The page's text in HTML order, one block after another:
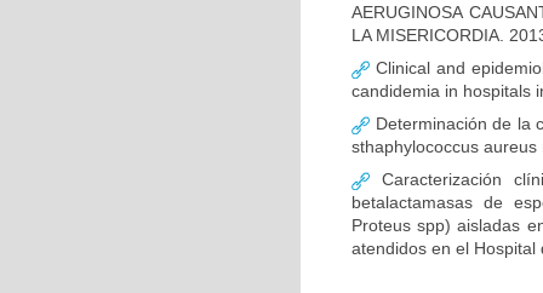
AERUGINOSA
LA MISERICORDIA.
Clinical and
candidemia in hospitals
Determinación de la
sthaphylococcus
Caracterización
betalactamasas de
Proteus spp) aisladas
atendidos en el